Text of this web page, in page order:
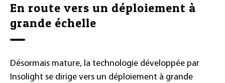
En route vers un déploiement à
grande échelle
Désormais mature, la technologie développée par
Insolight se dirige vers un déploiement à grande